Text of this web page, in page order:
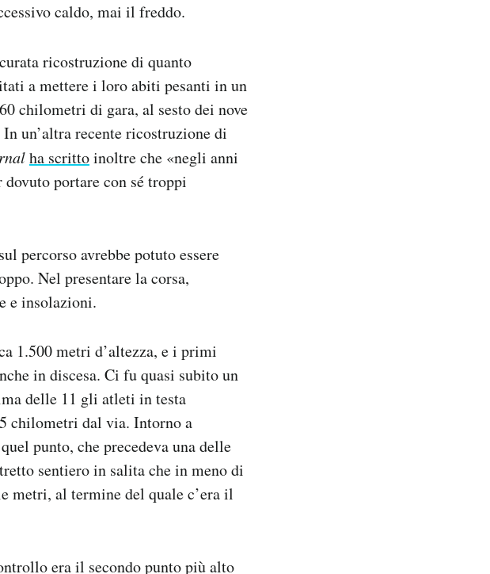
caldo, mai il freddo.
ricostruzione di quanto
a mettere i loro abiti pesanti in un
chilometri di gara, al sesto dei nove
un’altra recente ricostruzione di
ha scrittoinoltre che «negli anni
portare con sé troppi
percorso avrebbe potuto essere
Nel presentare la corsa,
e insolazioni.
1.500 metri d’altezza, e i primi
in discesa. Ci fu quasi subito un
delle 11 gli atleti in testa
chilometri dal via. Intorno a
punto, che precedeva una delle
sentiero in salita che in meno di
metri, al termine del quale c’era il
era il secondo punto più alto